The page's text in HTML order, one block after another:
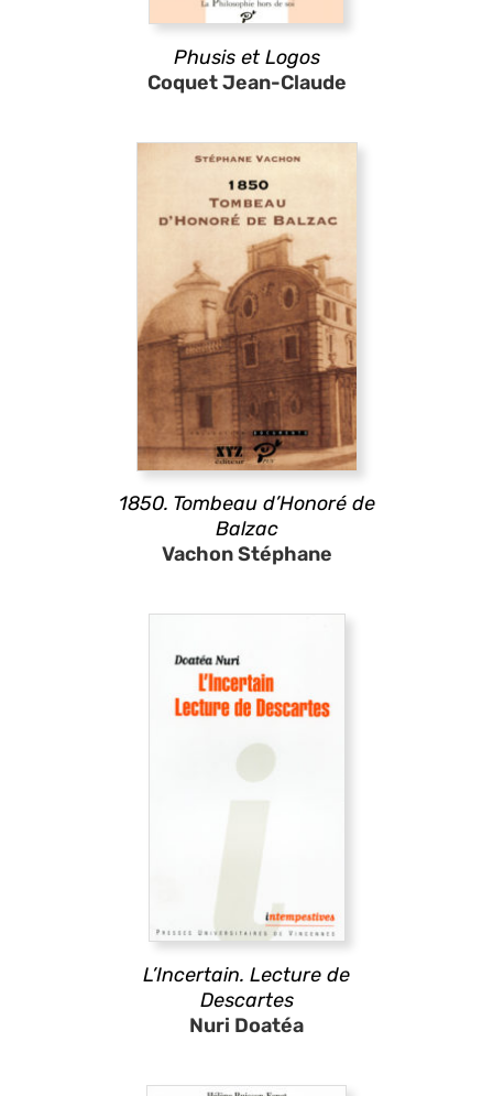
Phusis et Logos
Coquet Jean-Claude
1850. Tombeau d’Honoré de
Balzac
Vachon Stéphane
L’Incertain. Lecture de
Descartes
Nuri Doatéa